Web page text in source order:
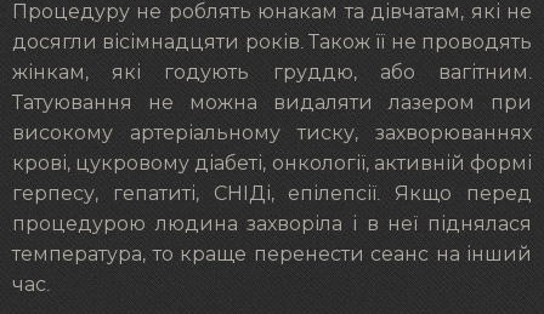
Процедуру не роблять юнакам та дівчатам, які не
досягли вісімнадцяти років. Також її не проводять
жінкам, які годують груддю, або вагітним.
Татуювання не можна видаляти лазером при
високому артеріальному тиску, захворюваннях
крові, цукровому діабеті, онкології, активній формі
герпесу, гепатиті, СНІДі, епілепсії. Якщо перед
процедурою людина захворіла і в неї піднялася
температура, то краще перенести сеанс на інший
час.